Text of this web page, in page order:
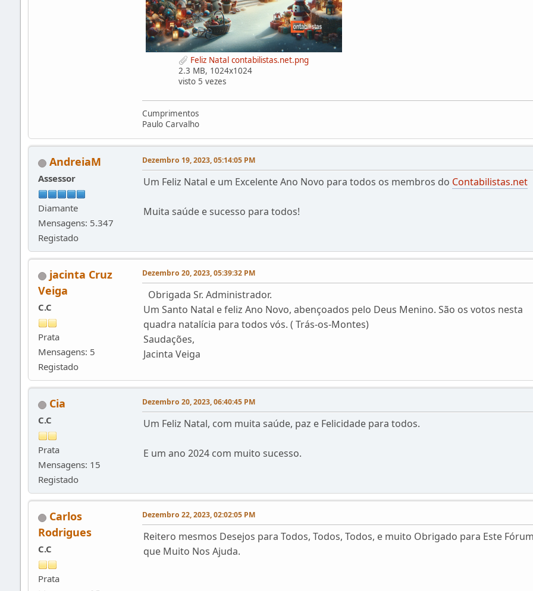
Feliz Natal contabilistas.net.png
2.3 MB, 1024x1024
visto 5 vezes
Cumprimentos
Paulo Carvalho
AndreiaM
Assessor
Diamante
Mensagens: 5.347
Registado
Dezembro 19, 2023, 05:14:05 PM
Um Feliz Natal e um Excelente Ano Novo para todos os membros do Contabilistas.net
Muita saúde e sucesso para todos!
jacinta Cruz
Veiga
C.C
Prata
Mensagens: 5
Registado
Dezembro 20, 2023, 05:39:32 PM
Obrigada Sr. Administrador.
Um Santo Natal e feliz Ano Novo, abençoados pelo Deus Menino. São os votos nesta
quadra natalícia para todos vós. ( Trás-os-Montes)
Saudações,
Jacinta Veiga
Cia
C.C
Prata
Mensagens: 15
Registado
Dezembro 20, 2023, 06:40:45 PM
Um Feliz Natal, com muita saúde, paz e Felicidade para todos.
E um ano 2024 com muito sucesso.
Carlos
Rodrigues
C.C
Prata
Dezembro 22, 2023, 02:02:05 PM
Reitero mesmos Desejos para Todos, Todos, Todos, e muito Obrigado para Este Fórum
que Muito Nos Ajuda.